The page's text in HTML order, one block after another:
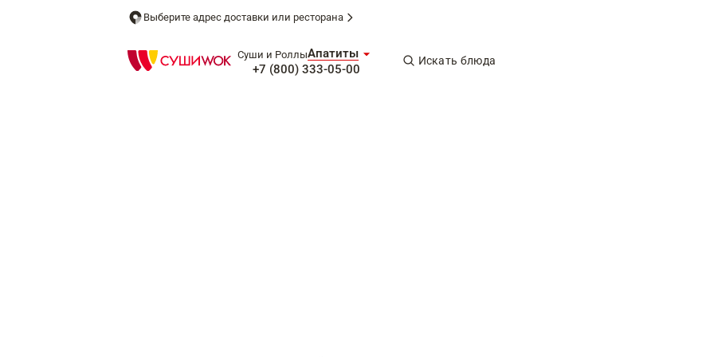
Выберите адрес доставки или ресторана
Суши и РоллыАпатиты
+7 (800) 333-05-00
Искать блюда